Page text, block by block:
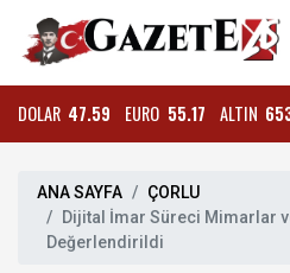
DOLAR 47.59 EURO 55.17 ALTIN
ANA SAYFA
ÇORLU
Dijital İmar Süreci Mimarlar
Değerlendirildi